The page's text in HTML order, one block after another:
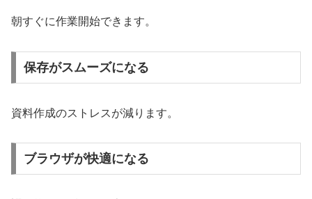
朝すぐに作業開始できます。
保存がスムーズになる
資料作成のストレスが減ります。
ブラウザが快適になる